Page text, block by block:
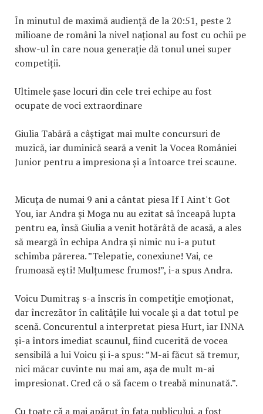
În minutul de maximă audiență de la 20:51, peste 2
milioane de români la nivel național au fost cu ochii pe
show-ul în care noua generație dă tonul unei super
competiții.
Ultimele șase locuri din cele trei echipe au fost
ocupate de voci extraordinare
Giulia Tabără a câștigat mai multe concursuri de
muzică, iar duminică seară a venit la Vocea României
Junior pentru a impresiona și a întoarce trei scaune.
Micuța de numai 9 ani a cântat piesa If I Aint't Got
You, iar Andra și Moga nu au ezitat să înceapă lupta
pentru ea, însă Giulia a venit hotărâtă de acasă, a ales
să meargă în echipa Andra și nimic nu i-a putut
schimba părerea. ”Telepatie, conexiune! Vai, ce
frumoasă ești! Mulțumesc frumos!”, i-a spus Andra.
Voicu Dumitraș s-a înscris în competiție emoționat,
dar încrezător în calitățile lui vocale și a dat totul pe
scenă. Concurentul a interpretat piesa Hurt, iar INNA
și-a întors imediat scaunul, fiind cucerită de vocea
sensibilă a lui Voicu și i-a spus: ”M-ai făcut să tremur,
nici măcar cuvinte nu mai am, așa de mult m-ai
impresionat. Cred că o să facem o treabă minunată.”.
Cu toate că a mai apărut în fața publicului, a fost